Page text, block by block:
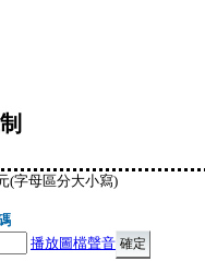
(字母區分大小寫)
播放圖檔聲音